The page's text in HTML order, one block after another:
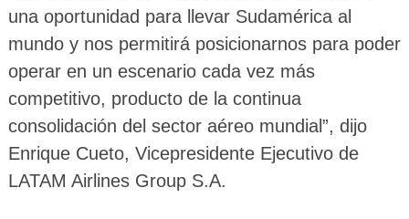
una oportunidad para llevar Sudamérica al
mundo y nos permitirá posicionarnos para poder
operar en un escenario cada vez más
competitivo, producto de la continua
consolidación del sector aéreo mundial”, dijo
Enrique Cueto, Vicepresidente Ejecutivo de
LATAM Airlines Group S.A.